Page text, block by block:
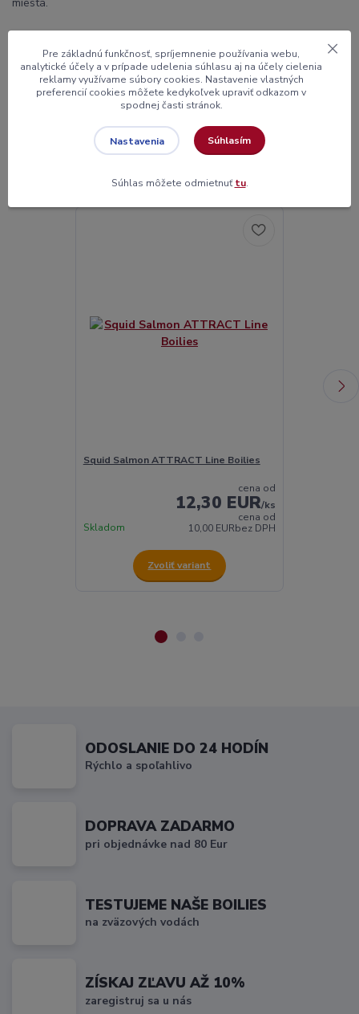
Tovar zaradený v kategóriách
Hookbaits - chytačky
Súvisiaci tovar 3
Squid Salmon ATTRACT Line Boilies
cena od
12,30 EUR/ks
cena od
10,00 EURbez DPH
Skladom
Zvoliť variant
ODOSLANIE DO 24 HODÍN
Rýchlo a spoľahlivo
DOPRAVA ZADARMO
pri objednávke nad 80 Eur
TESTUJEME NAŠE BOILIES
na zväzových vodách
ZÍSKAJ ZĽAVU AŽ 10%
zaregistruj sa u nás
Pre základnú funkčnosť, spríjemnenie používania webu,
analytické účely a v prípade udelenia súhlasu aj na účely cielenia
reklamy využívame súbory cookies. Nastavenie vlastných
preferencií cookies môžete kedykoľvek upraviť odkazom v
spodnej časti stránok.
Nastavenia Súhlasím
Súhlas môžete odmietnuťtu.